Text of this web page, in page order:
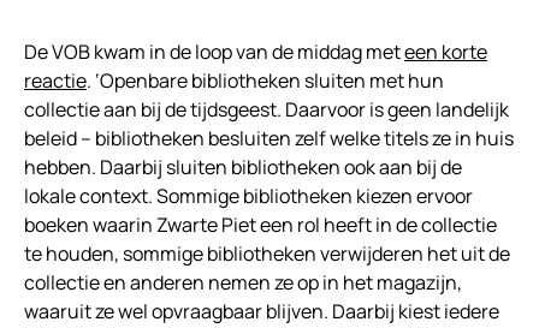
De VOB kwam in de loop van de middag meteen korte
reactie. ‘Openbare bibliotheken sluiten met hun
collectie aan bij de tijdsgeest. Daarvoor is geen landelijk
beleid – bibliotheken besluiten zelf welke titels ze in huis
hebben. Daarbij sluiten bibliotheken ook aan bij de
lokale context. Sommige bibliotheken kiezen ervoor
boeken waarin Zwarte Piet een rol heeft in de collectie
te houden, sommige bibliotheken verwijderen het uit de
collectie en anderen nemen ze op in het magazijn,
waaruit ze wel opvraagbaar blijven. Daarbij kiest iedere